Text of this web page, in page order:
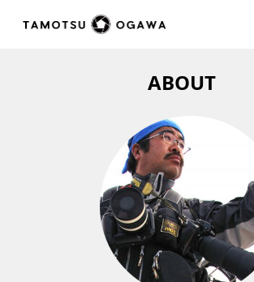
ABOUT